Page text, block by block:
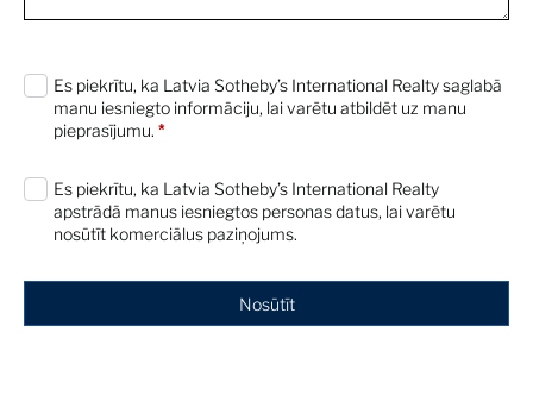
Es piekrītu, ka Latvia Sotheby’s International Realty saglabā
manu iesniegto informāciju, lai varētu atbildēt uz manu
pieprasījumu. *
Es piekrītu, ka Latvia Sotheby’s International Realty
apstrādā manus iesniegtos personas datus, lai varētu
nosūtīt komerciālus paziņojums.
Nosūtīt